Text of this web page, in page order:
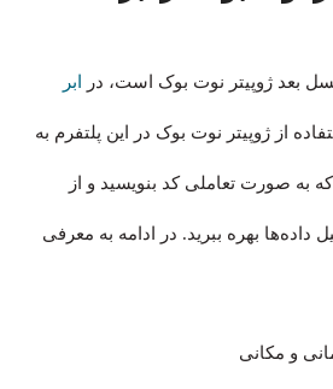
بعد ژوپیتر نوت بوک است، در ابر
از ژوپیتر نوت بوک در این پلتفرم به
به صورت تعاملی کد بنویسید و از
داده‌ها بهره ببرید. در ادامه به معرفی